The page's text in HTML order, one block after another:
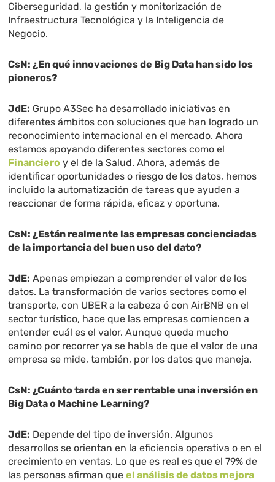
Ciberseguridad, la gestión y monitorización de
Infraestructura Tecnológica y la Inteligencia de
Negocio.
CsN: ¿En qué innovaciones de Big Data han sido los
pioneros?
JdE: Grupo A3Sec ha desarrollado iniciativas en
diferentes ámbitos con soluciones que han logrado un
reconocimiento internacional en el mercado. Ahora
estamos apoyando diferentes sectores como el
Financiero y el de la Salud. Ahora, además de
identificar oportunidades o riesgo de los datos, hemos
incluido la automatización de tareas que ayuden a
reaccionar de forma rápida, eficaz y oportuna.
CsN: ¿Están realmente las empresas concienciadas
de la importancia del buen uso del dato?
JdE: Apenas empiezan a comprender el valor de los
datos. La transformación de varios sectores como el
transporte, con UBER a la cabeza ó con AirBNB en el
sector turístico, hace que las empresas comiencen a
entender cuál es el valor. Aunque queda mucho
camino por recorrer ya se habla de que el valor de una
empresa se mide, también, por los datos que maneja.
CsN: ¿Cuánto tarda en ser rentable una inversión en
Big Data o Machine Learning?
JdE: Depende del tipo de inversión. Algunos
desarrollos se orientan en la eficiencia operativa o en el
crecimiento en ventas. Lo que es real es que el 79% de
las personas afirman queel análisis de datos mejora